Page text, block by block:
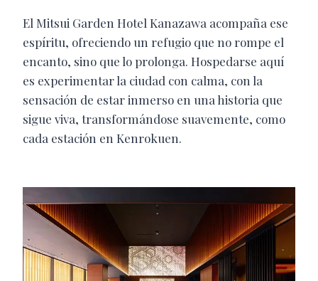
El Mitsui Garden Hotel Kanazawa acompaña ese
espíritu, ofreciendo un refugio que no rompe el
encanto, sino que lo prolonga. Hospedarse aquí
es experimentar la ciudad con calma, con la
sensación de estar inmerso en una historia que
sigue viva, transformándose suavemente, como
cada estación en Kenrokuen.